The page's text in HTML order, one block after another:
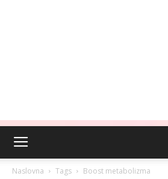
Naslovna Tags Boost metabolizma